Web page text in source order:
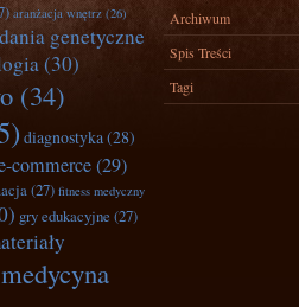
aranżacja wnętrz (26)
genetyczne
(30)
(34)
diagnostyka(28)
commerce(29)
(27) fitness medyczny
gry edukacyjne (27)
medycyna
Archiwum
Spis Treści
Tagi